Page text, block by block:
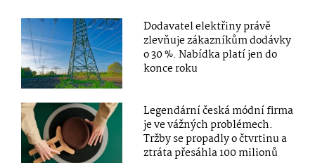
Dodavatel elektřiny právě
zlevňuje zákazníkům dodávky
o 30 %. Nabídka platí jen do
konce roku
Legendární česká módní firma
je ve vážných problémech.
Tržby se propadly o čtvrtinu a
ztráta přesáhla 100 milionů